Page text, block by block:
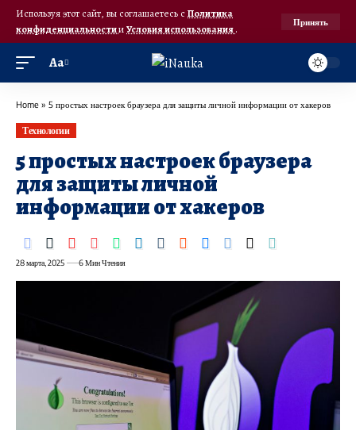
Используя этот сайт, вы соглашаетесь с Политика
конфиденциальностииУсловия использования.
Принять
Аа
Home » 5 простых настроек браузера для защиты личной информации от хакеров
Технологии
5 простых настроек браузера
для защиты личной
информации от хакеров
28 марта, 2025 6 Мин Чтения